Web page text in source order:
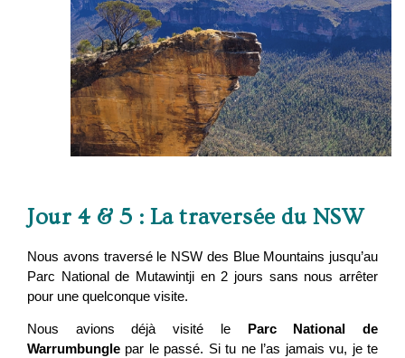
Jour 4 & 5 : La traversée du NSW
Nous avons traversé le NSW des Blue Mountains jusqu’au
Parc National de Mutawintji en 2 jours sans nous arrêter
pour une quelconque visite.
Nous avions déjà visité le Parc National de
Warrumbungle par le passé. Si tu ne l’as jamais vu, je te